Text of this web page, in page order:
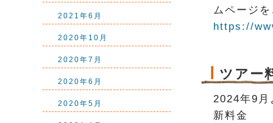
ムページ
https://
ツアー
2024年9月
新料金
2021年6月
2020年10月
2020年7月
2020年6月
2020年5月